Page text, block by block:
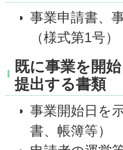
事業申請書、
（様式第1号）
既に事業を開
提出する書類
事業開始日を
書、帳簿等）